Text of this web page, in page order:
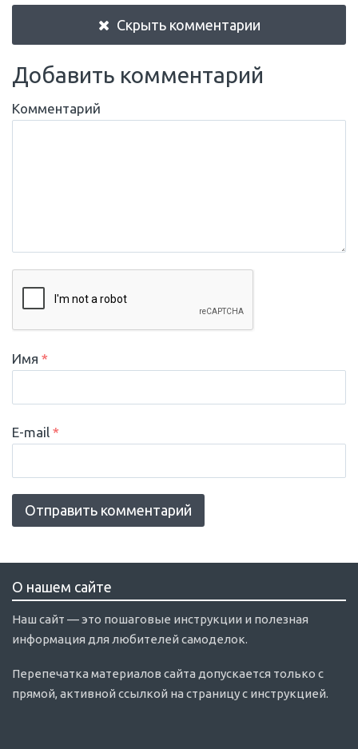
Скрыть комментарии
Добавить комментарий
Комментарий
Имя *
E-mail *
О нашем сайте
Наш сайт — это пошаговые инструкции и полезная
информация для любителей самоделок.
Перепечатка материалов сайта допускается только с
прямой, активной ссылкой на страницу с инструкцией.